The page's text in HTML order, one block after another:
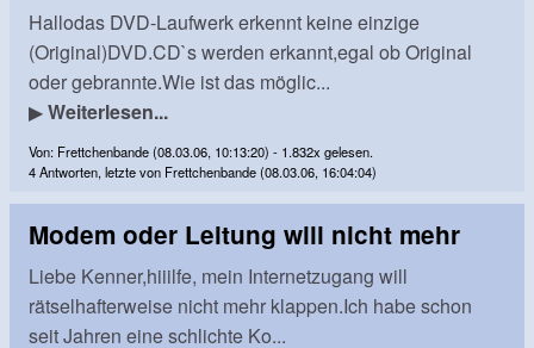
Hallodas DVD-Laufwerk erkennt keine einzige
(Original)DVD.CD`s werden erkannt,egal ob Original
oder gebrannte.Wie ist das möglic...
▶Weiterlesen...
Von: Frettchenbande (08.03.06, 10:13:20) - 1.832x gelesen.
4 Antworten, letzte von Frettchenbande (08.03.06, 16:04:04)
Modem oder Leitung will nicht mehr
Liebe Kenner,hiiilfe, mein Internetzugang will
rätselhafterweise nicht mehr klappen.Ich habe schon
seit Jahren eine schlichte Ko...